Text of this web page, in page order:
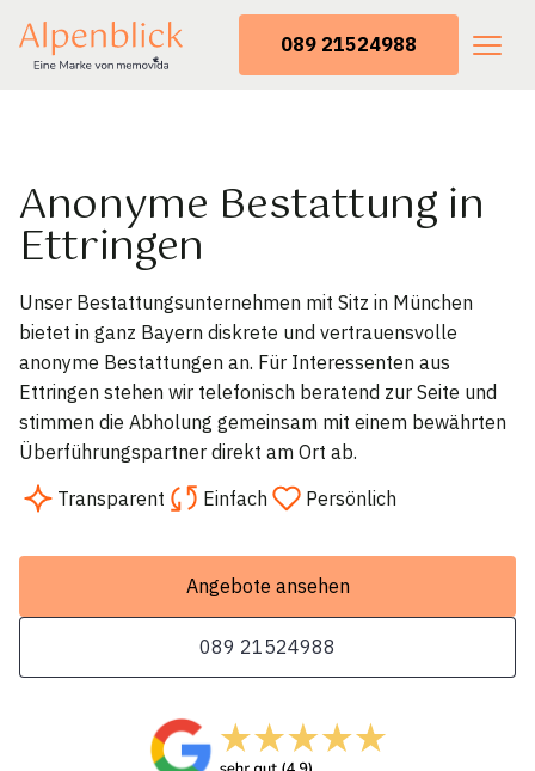
089 21524988
Anonyme Bestattung in
Ettringen
Unser Bestattungsunternehmen mit Sitz in München
bietet in ganz Bayern diskrete und vertrauensvolle
anonyme Bestattungen an. Für Interessenten aus
Ettringen stehen wir telefonisch beratend zur Seite und
stimmen die Abholung gemeinsam mit einem bewährten
Überführungspartner direkt am Ort ab.
Transparent
Einfach Persönlich
Angebote ansehen
089 21524988